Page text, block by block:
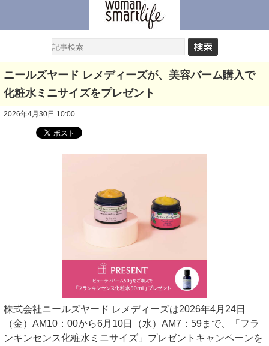
ニールズヤード レメディーズが、美容バーム購入で
化粧水ミニサイズをプレゼント
2026年4月30日 10:00
株式会社ニールズヤード レメディーズは2026年4月24日
（金）AM10：00から6月10日（水）AM7：59まで、「フラ
ンキンセンス化粧水ミニサイズ」プレゼントキャンペーンを